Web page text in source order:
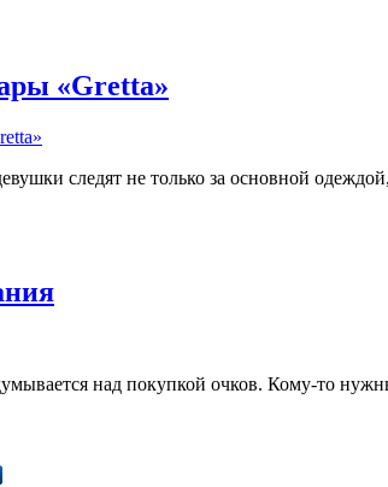
«Gretta»
следят не только за основной
над покупкой очков. Кому-то